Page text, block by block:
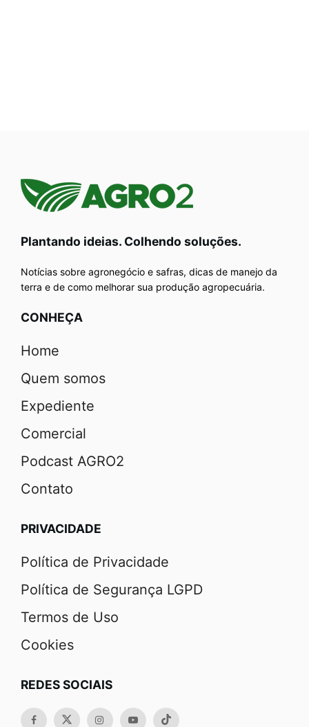
Plantando ideias. Colhendo soluções.
Notícias sobre agronegócio e safras, dicas de manejo da
terra e de como melhorar sua produção agropecuária.
CONHEÇA
Home
Quem somos
Expediente
Comercial
Podcast AGRO2
Contato
PRIVACIDADE
Política de Privacidade
Política de Segurança LGPD
Termos de Uso
Cookies
REDES SOCIAIS